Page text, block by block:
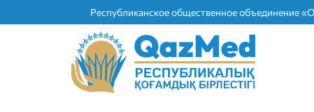
Республиканское общественное объединение